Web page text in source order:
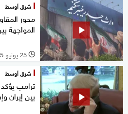
شرق أوسط
محور
المواجهة
l 25 يونيو 2025
شرق أوسط
ترامب
بين إيران